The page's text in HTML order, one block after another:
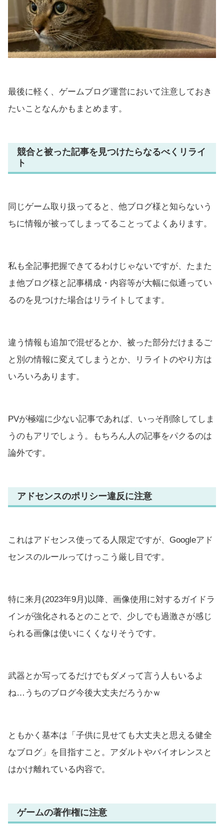
最後に軽く、ゲームブログ運営において注意しておき
たいことなんかもまとめます。
競合と被った記事を見つけたらなるべくリライ
ト
同じゲーム取り扱ってると、他ブログ様と知らないう
ちに情報が被ってしまってることってよくあります。
私も全記事把握できてるわけじゃないですが、たまた
ま他ブログ様と記事構成・内容等が大幅に似通ってい
るのを見つけた場合はリライトしてます。
違う情報も追加で混ぜるとか、被った部分だけまるご
と別の情報に変えてしまうとか、リライトのやり方は
いろいろあります。
PVが極端に少ない記事であれば、いっそ削除してしま
うのもアリでしょう。もちろん人の記事をパクるのは
論外です。
アドセンスのポリシー違反に注意
これはアドセンス使ってる人限定ですが、Googleアド
センスのルールってけっこう厳し目です。
特に来月(2023年9月)以降、画像使用に対するガイドラ
インが強化されるとのことで、少しでも過激さが感じ
られる画像は使いにくくなりそうです。
武器とか写ってるだけでもダメって言う人もいるよ
ね…うちのブログ今後大丈夫だろうかｗ
ともかく基本は「子供に見せても大丈夫と思える健全
なブログ」を目指すこと。アダルトやバイオレンスと
はかけ離れている内容で。
ゲームの著作権に注意